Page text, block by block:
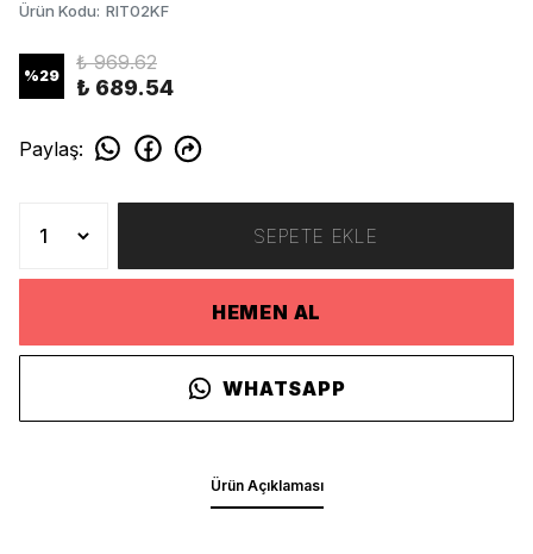
Ürün Kodu: RIT02KF
%29
₺ 969.62
₺ 689.54
Paylaş:
SEPETE EKLE
HEMEN AL
WHATSAPP
Ürün Açıklaması